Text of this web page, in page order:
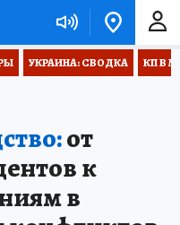
УКРАИНА: СВОДКА КП В
от
к
в